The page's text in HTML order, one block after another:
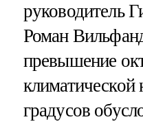
руководитель
Роман
превышение
градусов